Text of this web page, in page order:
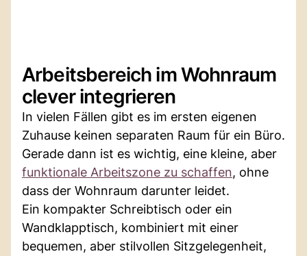
Arbeitsbereich im Wohnraum
clever integrieren
In vielen Fällen gibt es im ersten eigenen
Zuhause keinen separaten Raum für ein Büro.
Gerade dann ist es wichtig, eine kleine, aber
funktionale Arbeitszone zu schaffen, ohne
dass der Wohnraum darunter leidet.
Ein kompakter Schreibtisch oder ein
Wandklapptisch, kombiniert mit einer
bequemen, aber stilvollen Sitzgelegenheit,